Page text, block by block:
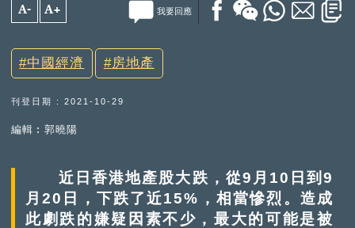
A- A+ 我要回應
中國經濟 房地產
刊登日期 : 2021-10-29
編輯︰郭曉陽
近日香港地產股大跌，從9月10日到9
月20日，下跌了近15%，相當慘烈。造成
此劇跌的嫌疑因素不少，最大的可能是被